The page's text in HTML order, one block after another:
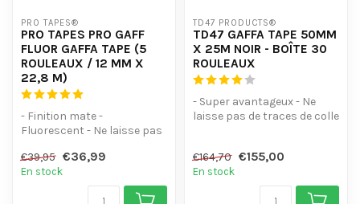
PRO TAPES®
PRO TAPES PRO GAFF
FLUOR GAFFA TAPE (5
ROULEAUX / 12 MM X
22,8 M)
- Finition mate -
Fluorescent - Ne laisse pas
à déc...
€39,95 €36,99
En stock
TD47 PRODUCTS®
TD47 GAFFA TAPE 50MM
X 25M NOIR - BOÎTE 30
ROULEAUX
- Super avantageux - Ne
laisse pas de traces de colle
€164,70 €155,00
En stock